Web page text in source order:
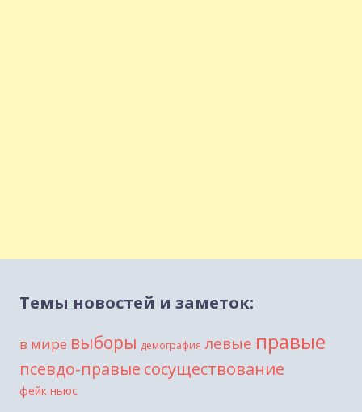
Темы новостей и заметок:
в мире выборы демография левые правые
псевдо-правые сосуществование
фейк ньюс